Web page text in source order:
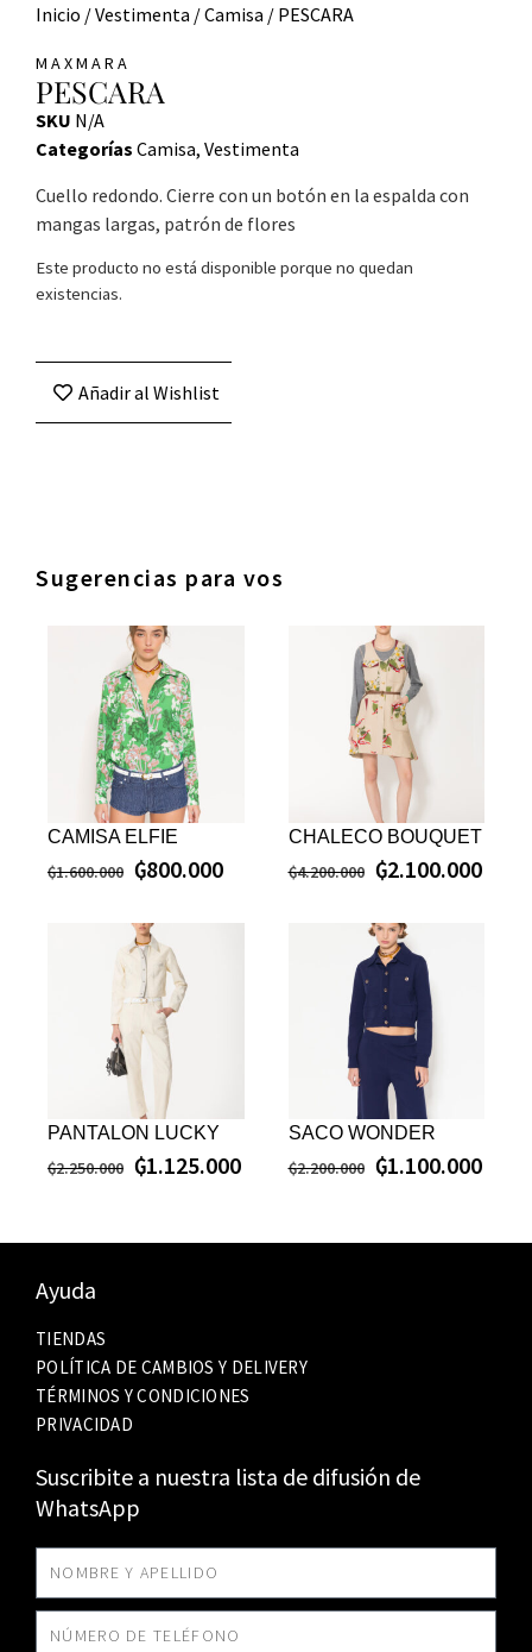
Inicio /Vestimenta /Camisa / PESCARA
MAXMARA
PESCARA
SKU N/A
Categorías Camisa, Vestimenta
Cuello redondo. Cierre con un botón en la espalda con
mangas largas, patrón de flores
Este producto no está disponible porque no quedan
existencias.
Añadir al Wishlist
Sugerencias para vos
CAMISA ELFIE
₲1.600.000 ₲800.000
CHALECO BOUQUET
₲4.200.000 ₲2.100.000
PANTALON LUCKY
₲2.250.000 ₲1.125.000
SACO WONDER
₲2.200.000 ₲1.100.000
Ayuda
TIENDAS
POLÍTICA DE CAMBIOS Y DELIVERY
TÉRMINOS Y CONDICIONES
PRIVACIDAD
Suscribite a nuestra lista de difusión de
WhatsApp